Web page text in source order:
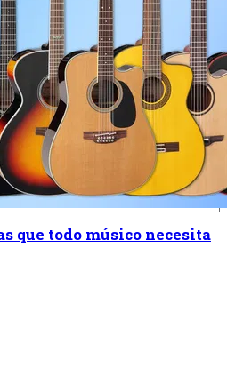
que todo músico necesita